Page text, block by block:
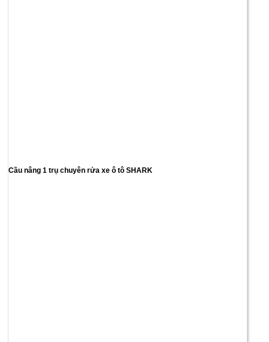
Cầu nâng 1 trụ chuyên rửa xe ô tô SHARK